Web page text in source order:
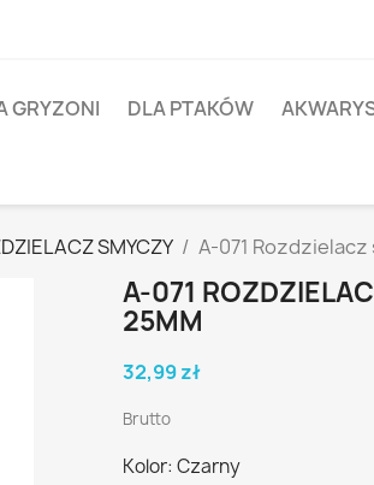
GRYZONI DLA PTAKÓW
SMYCZY A-071 Rozdzielacz
A-071
25MM
32,99 zł
Brutto
Kolor: Czarny